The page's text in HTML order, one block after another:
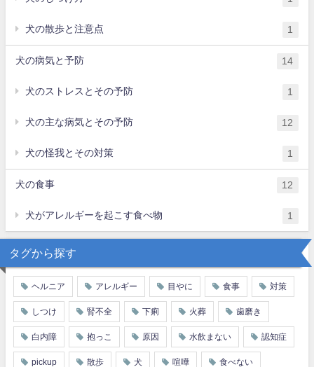
犬の散歩と注意点 1
犬の病気と予防 14
犬のストレスとその予防 1
犬の主な病気とその予防 12
犬の怪我とその対策 1
犬の食事 12
犬がアレルギーを起こす食べ物 1
タグから探す
ヘルニア アレルギー 目やに 食事 対策
しつけ 腎不全 下痢 火葬 歯磨き
白内障 抱っこ 原因 水飲まない 認知症
pickup 散歩 犬 喧嘩 食べない